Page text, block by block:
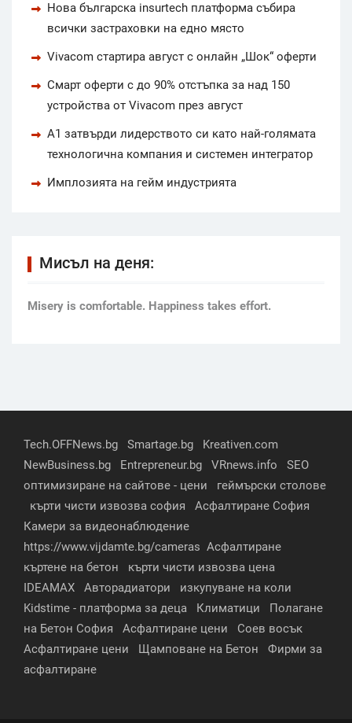
Нова българска insurtech платформа събира
всички застраховки на едно място
Vivacom стартира август с онлайн „Шок“ оферти
Смарт оферти с до 90% отстъпка за над 150
устройства от Vivacom през август
А1 затвърди лидерството си като най-голямата
технологична компания и системен интегратор
Имплозията на гейм индустрията
Мисъл на деня:
Мisery is comfortable. Happiness takes effort.
Tech.OFFNews.bg Smartage.bg
Kreativen.com
NewBusiness.bg
Entrepreneur.bg VRnews.info
SEO
оптимизиране на сайтове - цени
геймърски столове
кърти чисти извозва софия
Асфалтиране София
Камери за видеонаблюдение
https://www.vijdamte.bg/cameras Асфалтиране
къртене на бетон
кърти чисти извозва цена
IDEAMAX
Авторадиатори
изкупуване на коли
Kidstime - платформа за деца
Климатици
Полагане
на Бетон София
Асфалтиране цени
Соев восък
Асфалтиране цени
Щамповане на Бетон
Фирми за
асфалтиране